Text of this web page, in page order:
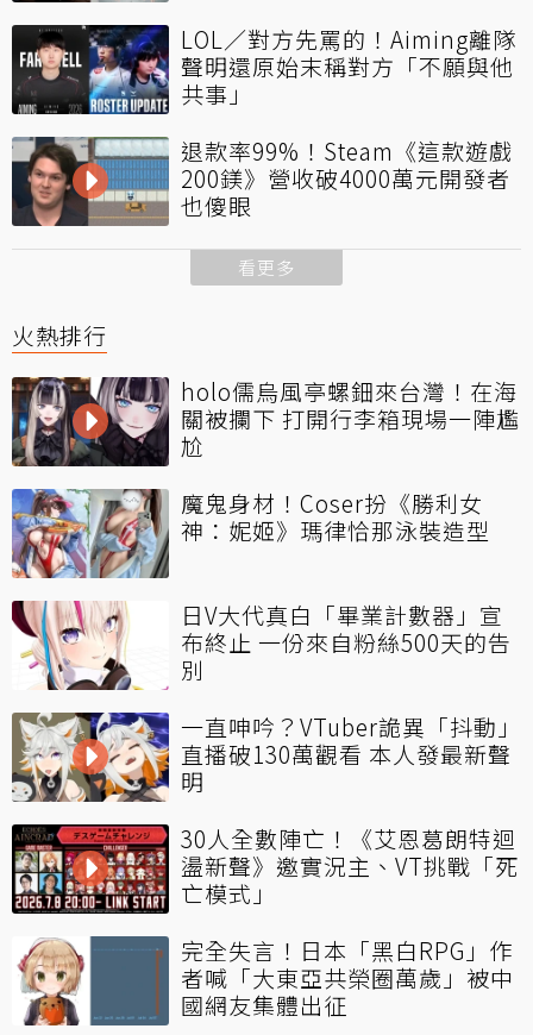
LOL／對方先罵的！Aiming離隊
聲明還原始末稱對方「不願與他
共事」
退款率99%！Steam《這款遊戲
200鎂》營收破4000萬元開發者
也傻眼
看更多
火熱排行
holo儒烏風亭螺鈿來台灣！在海
關被攔下 打開行李箱現場一陣尷
尬
魔鬼身材！Coser扮《勝利女
神：妮姬》瑪律恰那泳裝造型
日V大代真白「畢業計數器」宣
布終止 一份來自粉絲500天的告
別
一直呻吟？VTuber詭異「抖動」
直播破130萬觀看 本人發最新聲
明
30人全數陣亡！《艾恩葛朗特迴
盪新聲》邀實況主、VT挑戰「死
亡模式」
完全失言！日本「黑白RPG」作
者喊「大東亞共榮圈萬歲」被中
國網友集體出征